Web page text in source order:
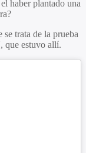
haber plantado una
trata de la prueba
que estuvo allí.